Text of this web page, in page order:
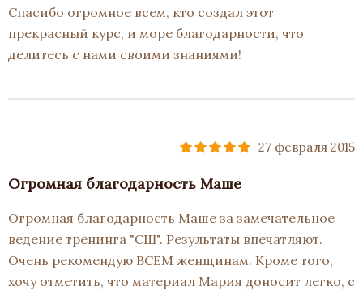
Спасибо огромное всем, кто создал этот
прекрасный курс, и море благодарности, что
делитесь с нами своими знаниями!
27 февраля 2015
Огромная благодарность Маше
Огромная благодарность Маше за замечательное
ведение тренинга "СШ". Результаты впечатляют.
Очень рекомендую ВСЕМ женщинам. Кроме того,
хочу отметить, что материал Мария доносит легко, с